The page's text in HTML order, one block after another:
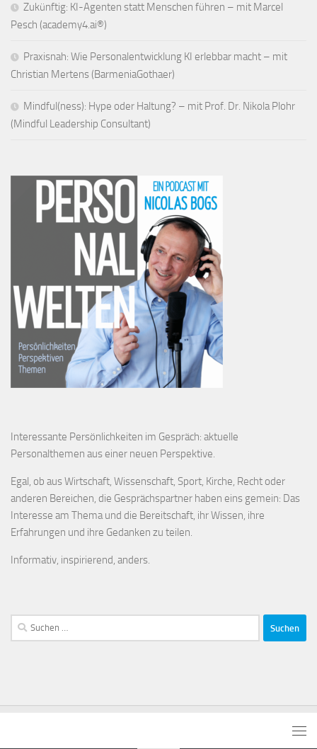
Zukünftig: KI-Agenten statt Menschen führen – mit Marcel
Pesch (academy4.ai®)
Praxisnah: Wie Personalentwicklung KI erlebbar macht – mit
Christian Mertens (BarmeniaGothaer)
Mindful(ness): Hype oder Haltung? – mit Prof. Dr. Nikola Plohr
(Mindful Leadership Consultant)
Interessante Persönlichkeiten im Gespräch: aktuelle
Personalthemen aus einer neuen Perspektive.
Egal, ob aus Wirtschaft, Wissenschaft, Sport, Kirche, Recht oder
anderen Bereichen, die Gesprächspartner haben eins gemein: Das
Interesse am Thema und die Bereitschaft, ihr Wissen, ihre
Erfahrungen und ihre Gedanken zu teilen.
Informativ, inspirierend, anders.
Suchen
nach: